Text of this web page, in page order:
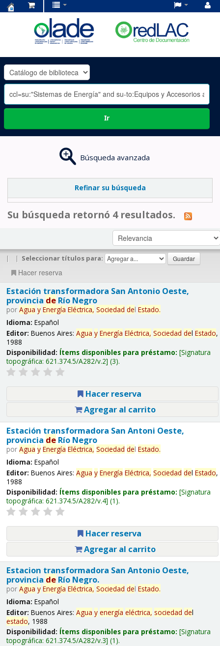
OLADE
-
Ir
Búsqueda avanzada
Refinar su búsqueda
Su búsqueda retornó 4 resultados.
| | Seleccionar títulos para:
Hacer reserva
Estación transformadora San Antonio Oeste,
provincia deRío Negro
por Agua y Energía Eléctrica, Sociedad del Estado.
Idioma: Español
Editor: Buenos Aires: Agua y Energía Eléctrica, Sociedad del Estado,
1988
Disponibilidad: Ítems disponibles para préstamo: Signatura
topográfica: 621.374.5/A282/v.2 (3).
Hacer reserva
Agregar al carrito
Estación transformadora San Antoni Oeste,
provincia deRío Negro
por Agua y Energía Eléctrica, Sociedad del Estado.
Idioma: Español
Editor: Buenos Aires: Agua y Energía Eléctrica, Sociedad del Estado,
1988
Disponibilidad: Ítems disponibles para préstamo: Signatura
topográfica: 621.374.5/A282/v.4 (1).
Hacer reserva
Agregar al carrito
Estacion transformadora San Antonio Oeste,
provincia deRío Negro.
por Agua y Energía Eléctrica, Sociedad del Estado.
Idioma: Español
Editor: Buenos Aires: Agua y energía eléctrica, sociedad del
estado, 1988
Disponibilidad: Ítems disponibles para préstamo: Signatura
topográfica: 621.374.5/A282/v.3 (1).